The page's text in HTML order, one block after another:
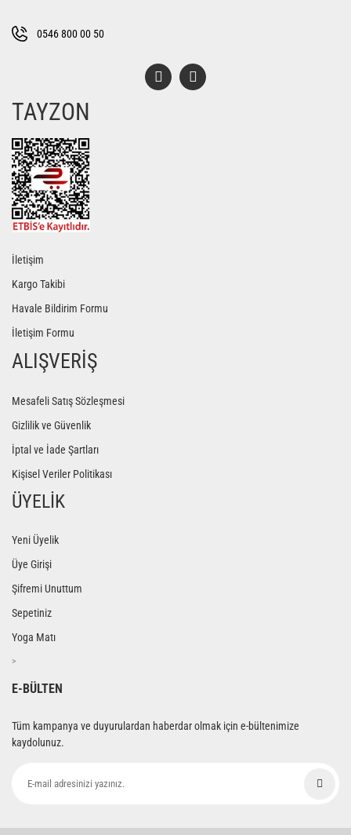
Bu ürüne benzer farklı alternatifler olmalı.
0546 800 00 50
TAYZON
İletişim
Kargo Takibi
Havale Bildirim Formu
İletişim Formu
ALIŞVERİŞ
Mesafeli Satış Sözleşmesi
Gizlilik ve Güvenlik
İptal ve İade Şartları
Kişisel Veriler Politikası
ÜYELİK
Yeni Üyelik
Üye Girişi
Şifremi Unuttum
Sepetiniz
Yoga Matı
>
E-BÜLTEN
Tüm kampanya ve duyurulardan haberdar olmak için e-bültenimize
kaydolunuz.